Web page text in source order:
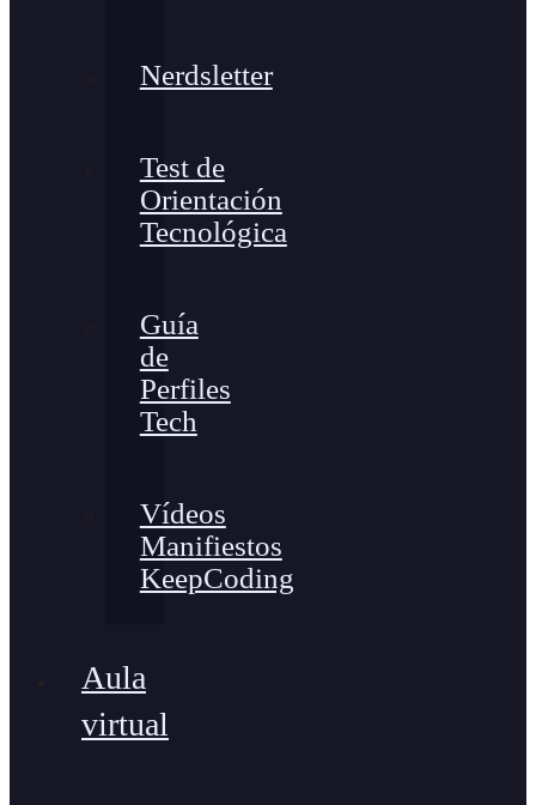
Nerdsletter
Test de
Orientación
Tecnológica
Guía
de
Perfiles
Tech
Vídeos
Manifiestos
KeepCoding
Aula
virtual